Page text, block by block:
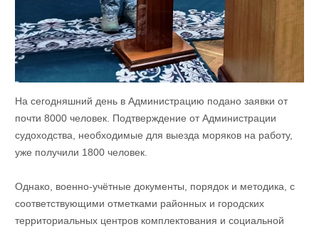
На сегодняшний день в Администрацию подано заявки от
почти 8000 человек. Подтверждение от Администрации
судоходства, необходимые для выезда моряков на работу,
уже получили 1800 человек.
Однако, военно-учётные документы, порядок и методика, с
соответствующими отметками районных и городских
территориальных центров комплектования и социальной